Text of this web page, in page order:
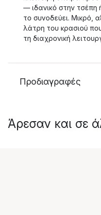
— ιδανικό στην τσέπη
το συνοδεύει. Μικρό,
λάτρη του κρασιού
τη διαχρονική
Προδιαγραφές
Άρεσαν και σε